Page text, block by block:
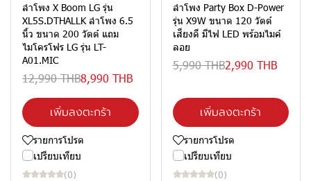
ลำโพง X Boom LG รุ่น
XL5S.DTHALLK ลำโพง 6.5
นิ้ว ขนาด 200 วัตต์ แถม
ไมโครโฟร LG รุ่น LT-
A01.MIC
12,990 THB8,990 THB
เพิ่มลงตะกร้า
รายการโปรด
เปรียบเทียบ
(0)
ลำโพง Party Box D-Power
รุ่น X9W ขนาด 120 วัตต์
เสียงดี มีไฟ LED พร้อมไมค์
ลอย
5,990 THB2,990 THB
เพิ่มลงตะกร้า
รายการโปรด
เปรียบเทียบ
(0)